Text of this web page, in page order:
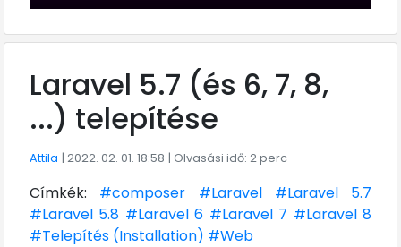
Laravel 5.7 (és 6, 7, 8,
...) telepítése
Attila | 2022. 02. 01. 18:58 | Olvasási idő: 2 perc
Címkék: #composer #Laravel
#Laravel 5.7
#Laravel 5.8 #Laravel 6 #Laravel 7 #Laravel 8
#Telepítés (Installation) #Web